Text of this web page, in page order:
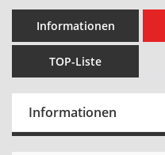
Informationen
TOP-Liste
Informationen